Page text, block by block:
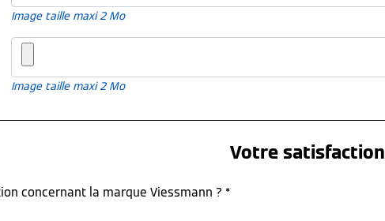
Image taille maxi 2 Mo
Image taille maxi 2 Mo
Votre satisfaction
concernant la marque Viessmann ? *